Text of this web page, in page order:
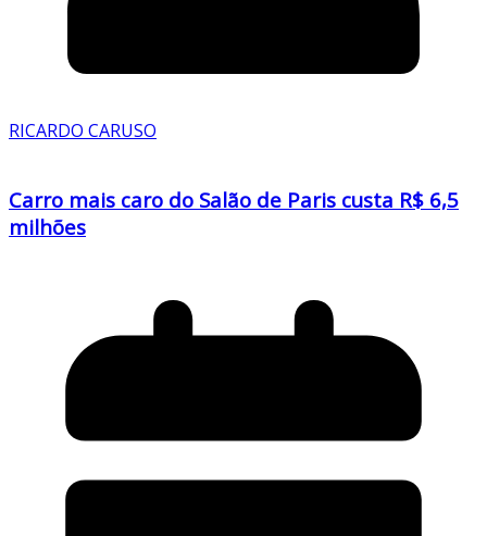
RICARDO CARUSO
Carro mais caro do Salão de Paris custa R$ 6,5
milhões